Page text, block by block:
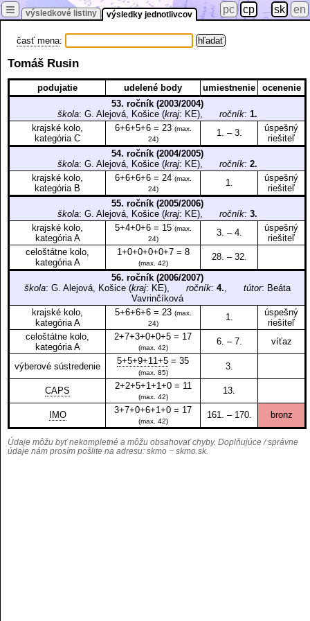
výsledkové listiny výsledky jednotlivcov
≡ pc cp sk en
časť mena:
Tomáš Rusin
podujatie udelené body umiestnenie
ocenenie
53. ročník (2003/2004)
škola: G. Alejová, Košice (kraj: KE), ročník: 1.
krajské kolo,
kategória C
6+6+5+6 = 23 (max.
24)
1. – 3.
úspešný
riešiteľ
54. ročník (2004/2005)
škola: G. Alejová, Košice (kraj: KE), ročník: 2.
krajské kolo,
kategória B
6+6+6+6 = 24 (max.
24)
1.
úspešný
riešiteľ
55. ročník (2005/2006)
škola: G. Alejová, Košice (kraj: KE), ročník: 3.
krajské kolo,
kategória A
5+4+0+6 = 15 (max.
24)
3. – 4.
úspešný
riešiteľ
celoštátne kolo,
kategória A
1+0+0+0+0+7 = 8
(max. 42)
28. – 32.
56. ročník (2006/2007)
škola: G. Alejová, Košice (kraj: KE), ročník: 4., tútor: Beáta
Vavrinčíková
krajské kolo,
kategória A
5+6+6+6 = 23 (max.
24)
1.
úspešný
riešiteľ
celoštátne kolo,
kategória A
2+7+3+0+0+5 = 17
(max. 42)
6. – 7. víťaz
výberové sústredenie
5+5+9+11+5 = 35
(max. 85)
3.
CAPS 2+2+5+1+1+0 = 11
(max. 42)
13.
IMO 3+7+0+6+1+0 = 17
(max. 42)
161. – 170. bronz
Údaje môžu byť nekompletné a môžu obsahovať chyby. Doplňujúce / správne
údaje nám prosím pošlite na adresu: skmo ~ skmo.sk